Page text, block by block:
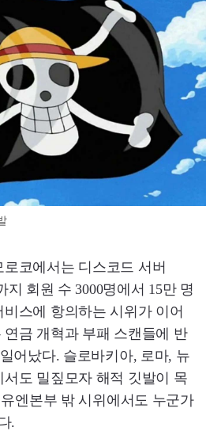
코에서는 디스코드 서버
지 회원 수 3000명에서 15만 명
스에 항의하는 시위가 이어
금 개혁과 부패 스캔들에 반
어났다. 슬로바키아, 로마, 뉴
도 밀짚모자 해적 깃발이 목
엔본부 밖 시위에서도 누군가
.